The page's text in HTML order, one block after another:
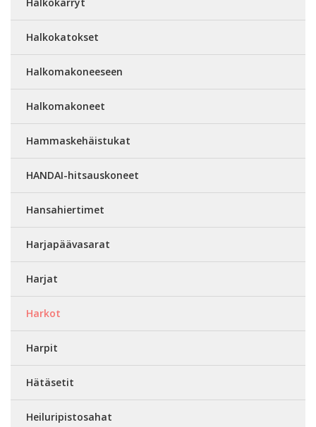
Halkokatokset
Halkomakoneeseen
Halkomakoneet
Hammaskehäistukat
HANDAI-hitsauskoneet
Hansahiertimet
Harjapäävasarat
Harjat
Harkot
Harpit
Hätäsetit
Heiluripistosahat